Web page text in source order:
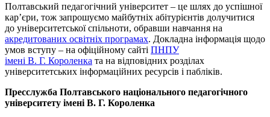
Полтавський педагогічний університет – це шлях до успішної
кар’єри, тож запрошуємо майбутніх абітурієнтів долучитися
до університетської спільноти, обравши навчання на
акредитованих освітніх програмах. Докладна інформація щодо
умов вступу – на офіційному сайті ПНПУ
імені В. Г. Короленка та на відповідних розділах
університетських інформаційних ресурсів і пабліків.
Пресслужба Полтавського національного педагогічного
університету імені В. Г. Короленка